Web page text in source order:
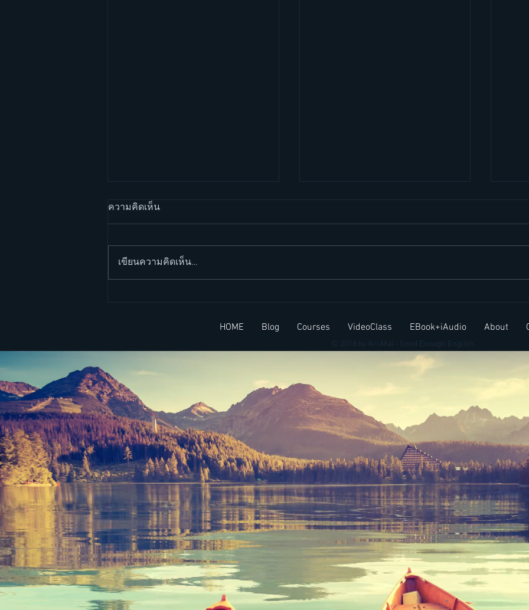
Be patient อดทนกับตัวเอง
คำคมภาษาอังกฤษ #นกอินทรีย์
อังก
ความคิดเห็น
เขียนความคิดเห็น…
© 2018 by KruMai - Good Enough English.
HOME Blog Courses VideoClass EBook+iAudio About